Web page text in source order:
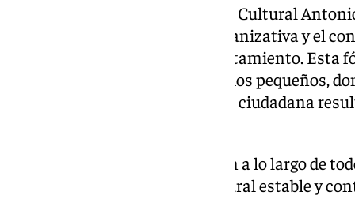
La implicación de la Asociación Cultural
supone sumar la capacidad organizativa y el
respaldo institucional del Ayuntamiento. Esta
privada es habitual en municipios pequeños,
son limitados y la participación ciudadana
Las actividades se desarrollarán a lo largo de
ofrecer una programación cultural estable y